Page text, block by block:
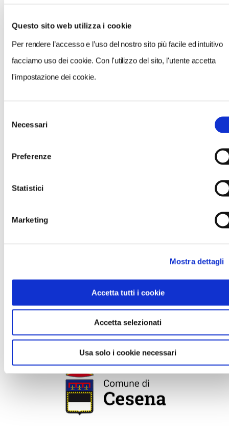
Questo sito web utilizza i cookie
Per rendere l’accesso e l’uso del nostro sito più facile ed intuitivo
facciamo uso dei cookie. Con l'utilizzo del sito, l'utente accetta
l'impostazione dei cookie.
delNecessari
Preferenze
Statistici
Marketing
Mostra dettagli
Accetta tutti i cookie
Accetta selezionati
Usa solo i cookie necessari
REFERENTE
PARTNER E SPONSOR